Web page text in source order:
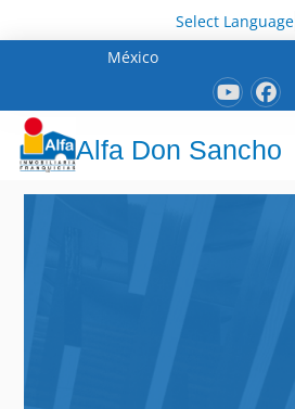
Select Language
México
Alfa Don Sancho